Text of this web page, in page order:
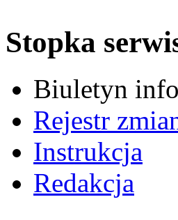
Stopka
Biuletyn
Rejestr
Instrukcja
Redakcja